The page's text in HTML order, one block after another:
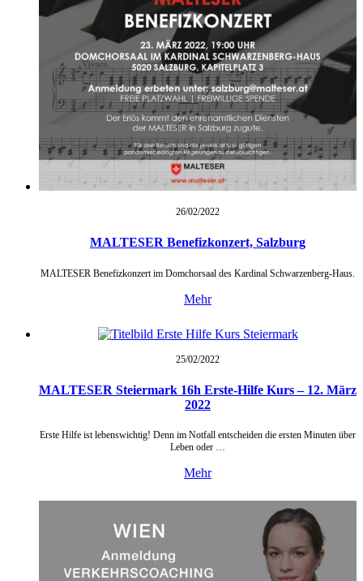
26/02/2022
MALTESER Benefizkonzert, Salzburg
MALTESER Benefizkonzert im Domchorsaal des Kardinal Schwarzenberg-Haus.
Mehr
25/02/2022
MALTESER Steiermark 16h Erste-Hilfe Kurs – 12. März
2022
Erste Hilfe ist lebenswichtig! Denn im Notfall entscheiden die ersten Minuten über
Leben oder …
Mehr